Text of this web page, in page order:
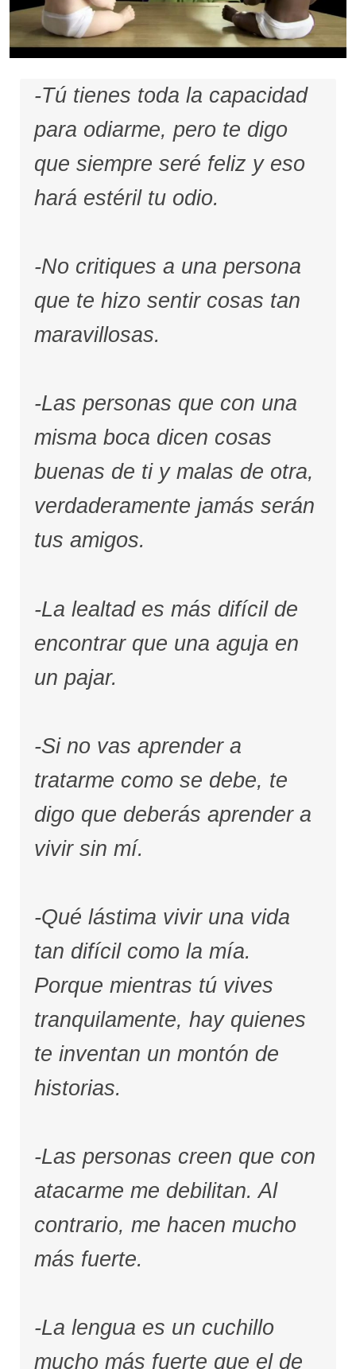
-Tú tienes toda la capacidad
para odiarme, pero te digo
que siempre seré feliz y eso
hará estéril tu odio.
-No critiques a una persona
que te hizo sentir cosas tan
maravillosas.
-Las personas que con una
misma boca dicen cosas
buenas de ti y malas de otra,
verdaderamente jamás serán
tus amigos.
-La lealtad es más difícil de
encontrar que una aguja en
un pajar.
-Si no vas aprender a
tratarme como se debe, te
digo que deberás aprender a
vivir sin mí.
-Qué lástima vivir una vida
tan difícil como la mía.
Porque mientras tú vives
tranquilamente, hay quienes
te inventan un montón de
historias.
-Las personas creen que con
atacarme me debilitan. Al
contrario, me hacen mucho
más fuerte.
-La lengua es un cuchillo
mucho más fuerte que el de